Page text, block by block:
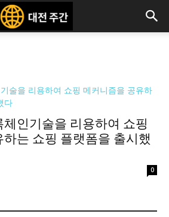
인기술을 리용하여 쇼핑
는 쇼핑 플랫폼을 출시했
0